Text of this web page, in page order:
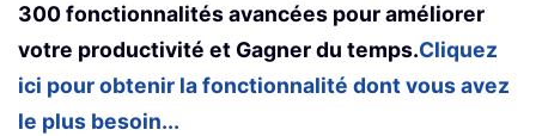
300 fonctionnalités avancées pour améliorer
votre productivité et Gagner du temps.Cliquez
ici pour obtenir la fonctionnalité dont vous avez
le plus besoin...